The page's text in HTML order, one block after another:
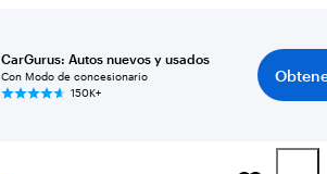
CarGurus: Autos nuevos y usados
Con Modo de concesionario
150K+